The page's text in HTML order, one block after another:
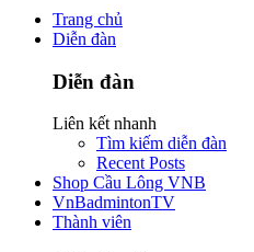
Trang chủ
Diễn đàn
Diễn đàn
Liên kết nhanh
Tìm kiếm diễn đàn
Recent Posts
Shop Cầu Lông VNB
VnBadmintonTV
Thành viên